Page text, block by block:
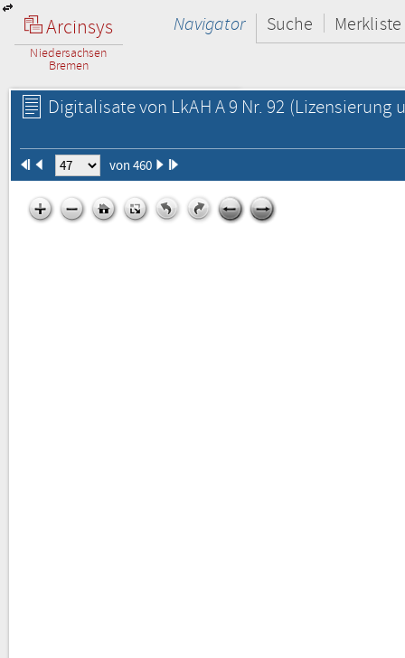
Arcinsys
Niedersachsen
Bremen
Navigator Suche Merkliste
Digitalisate von LkAH A 9 Nr. 92 (Lizensierung
von 460